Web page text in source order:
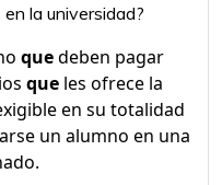
la universidad?
quedeben pagar
que les ofrece la
en su totalidad
un alumno en una